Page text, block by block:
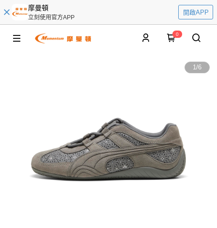
摩曼頓
立刻使用官方APP
開啟APP
0
1/6